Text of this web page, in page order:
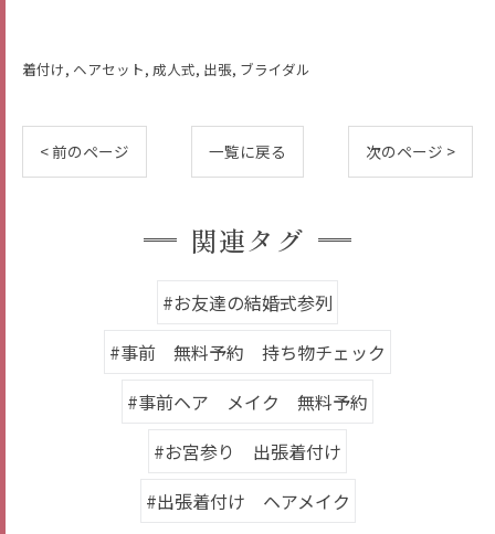
着付け ヘアセット 成人式 出張 ブライダル
< 前のページ 一覧に戻る 次のページ >
関連タグ
#お友達の結婚式参列
#事前 無料予約 持ち物チェック
#事前ヘア メイク 無料予約
#お宮参り 出張着付け
#出張着付け ヘアメイク